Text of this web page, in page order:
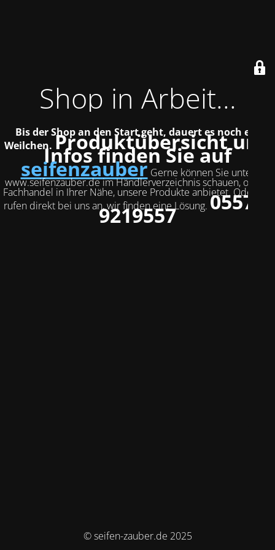
Shop in Arbeit...
Bis der Shop an den Start geht, dauert es noch ein
Weilchen. Produktübersicht und
Infos finden Sie auf
seifenzauber Gerne können Sie unter
www.seifenzauber.de im Händlerverzeichnis schauen, ob ein
Fachhandel in Ihrer Nähe, unsere Produkte anbietet. Oder Sie
rufen direkt bei uns an, wir finden eine Lösung. 05572-
9219557
© seifen-zauber.de 2025